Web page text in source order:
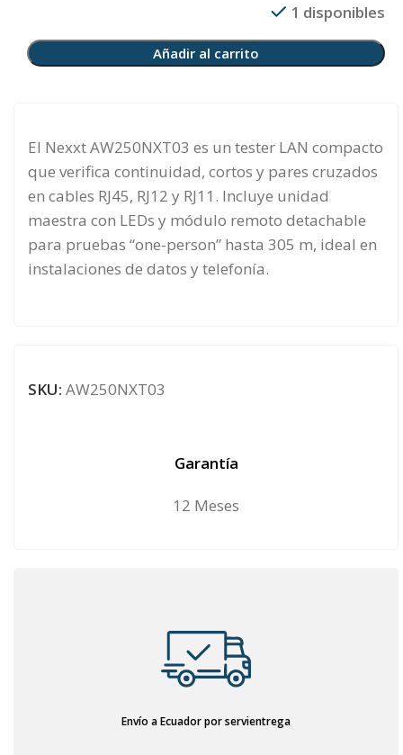
1 disponibles
Añadir al carrito
El Nexxt AW250NXT03 es un tester LAN compacto
que verifica continuidad, cortos y pares cruzados
en cables RJ45, RJ12 y RJ11. Incluye unidad
maestra con LEDs y módulo remoto detachable
para pruebas “one-person” hasta 305 m, ideal en
instalaciones de datos y telefonía.
SKU: AW250NXT03
Garantía
12 Meses
Envío a Ecuador por servientrega